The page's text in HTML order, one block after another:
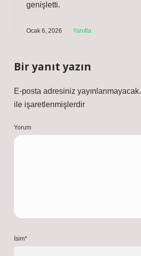
genişletti.
Ocak 6, 2026 Yanıtla
Bir yanıt yazın
E-posta adresiniz yayınlanmayacak.
ile işaretlenmişlerdir
Yorum
İsim*